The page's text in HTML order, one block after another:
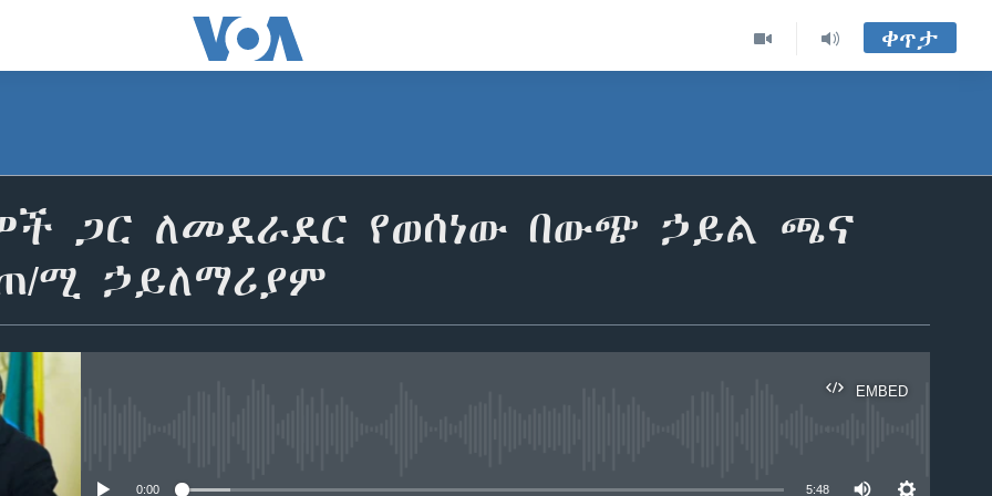
ቀጥታ
ጋር ለመደራደር የወሰነው በውጭ ኃይል ጫና
ሚ ኃይለማሪያም
EMBED
0:00 5:48